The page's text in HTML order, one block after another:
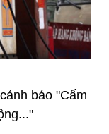
báo "Cấm